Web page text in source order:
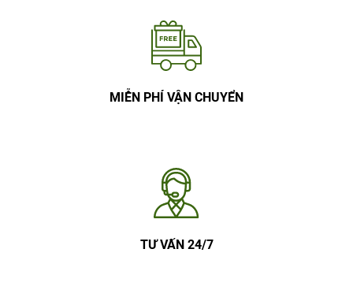
MIỄN PHÍ VẬN CHUYỂN
TƯ VẤN 24/7